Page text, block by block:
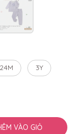
3Y
VÀO GIỎ